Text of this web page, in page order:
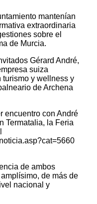
mantenían
extraordinaria
sobre el
de Murcia.
Gérard André,
suiza
y wellness y
de Archena
encuentro con André
Termatalia, la Feria
de ambos
de más de
nacional y